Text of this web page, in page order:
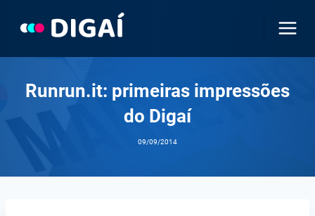
Runrun.it: primeiras impressões
do Digaí
09/09/2014